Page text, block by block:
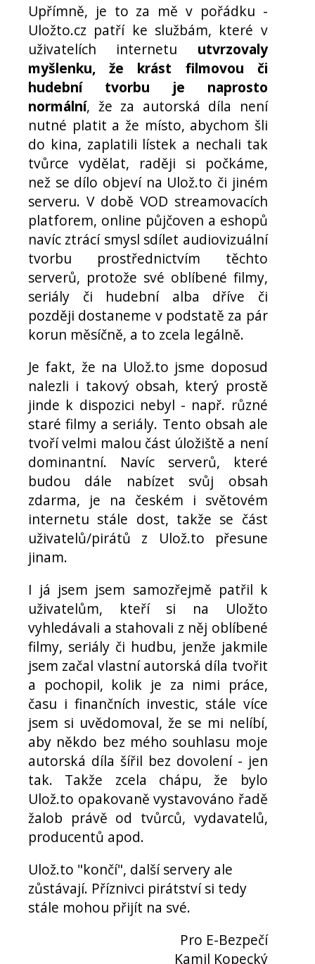
Upřímně, je to za mě v pořádku -
Uložto.cz patří ke službám, které v
uživatelích internetu utvrzovaly
myšlenku, že krást filmovou či
hudební tvorbu je naprosto
normální, že za autorská díla není
nutné platit a že místo, abychom šli
do kina, zaplatili lístek a nechali tak
tvůrce vydělat, raději si počkáme,
než se dílo objeví na Ulož.to či jiném
serveru. V době VOD streamovacích
platforem, online půjčoven a eshopů
navíc ztrácí smysl sdílet audiovizuální
tvorbu prostřednictvím těchto
serverů, protože své oblíbené filmy,
seriály či hudební alba dříve či
později dostaneme v podstatě za pár
korun měsíčně, a to zcela legálně.
Je fakt, že na Ulož.to jsme doposud
nalezli i takový obsah, který prostě
jinde k dispozici nebyl - např. různé
staré filmy a seriály. Tento obsah ale
tvoří velmi malou část úložiště a není
dominantní. Navíc serverů, které
budou dále nabízet svůj obsah
zdarma, je na českém i světovém
internetu stále dost, takže se část
uživatelů/pirátů z Ulož.to přesune
jinam.
I já jsem jsem samozřejmě patřil k
uživatelům, kteří si na Uložto
vyhledávali a stahovali z něj oblíbené
filmy, seriály či hudbu, jenže jakmile
jsem začal vlastní autorská díla tvořit
a pochopil, kolik je za nimi práce,
času i finančních investic, stále více
jsem si uvědomoval, že se mi nelíbí,
aby někdo bez mého souhlasu moje
autorská díla šířil bez dovolení - jen
tak. Takže zcela chápu, že bylo
Ulož.to opakovaně vystavováno řadě
žalob právě od tvůrců, vydavatelů,
producentů apod.
Ulož.to "končí", další servery ale
zůstávají. Příznivci pirátství si tedy
stále mohou přijít na své.
Pro E-Bezpečí
Kamil Kopecký